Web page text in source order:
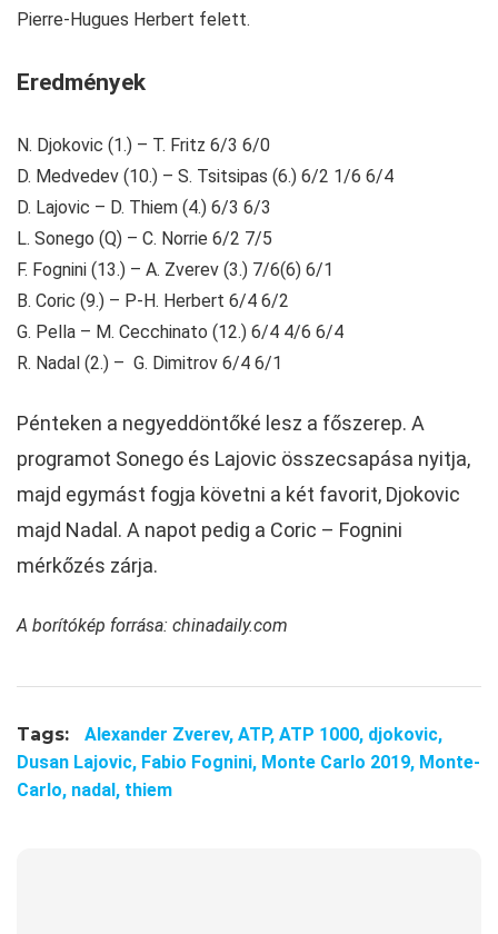
Pierre-Hugues Herbert felett.
Eredmények
N. Djokovic (1.) – T. Fritz 6/3 6/0
D. Medvedev (10.) – S. Tsitsipas (6.) 6/2 1/6 6/4
D. Lajovic – D. Thiem (4.) 6/3 6/3
L. Sonego (Q) – C. Norrie 6/2 7/5
F. Fognini (13.) – A. Zverev (3.) 7/6(6) 6/1
B. Coric (9.) – P-H. Herbert 6/4 6/2
G. Pella – M. Cecchinato (12.) 6/4 4/6 6/4
R. Nadal (2.) – G. Dimitrov 6/4 6/1
Pénteken a negyeddöntőké lesz a főszerep. A
programot Sonego és Lajovic összecsapása nyitja,
majd egymást fogja követni a két favorit, Djokovic
majd Nadal. A napot pedig a Coric – Fognini
mérkőzés zárja.
A borítókép forrása: chinadaily.com
Tags: Alexander Zverev, ATP, ATP 1000, djokovic,
Dusan Lajovic, Fabio Fognini, Monte Carlo 2019, Monte-
Carlo, nadal, thiem